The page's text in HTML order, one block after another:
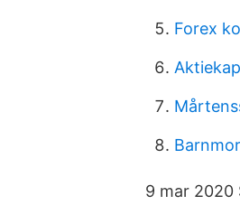
Forex
9 mar 2020